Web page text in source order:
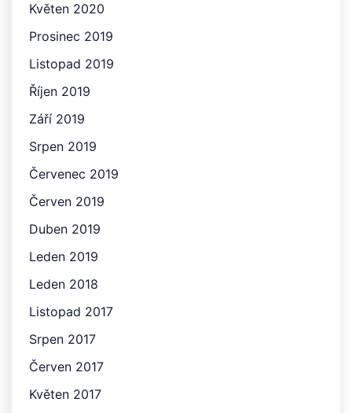
Květen 2020
Prosinec 2019
Listopad 2019
Říjen 2019
Září 2019
Srpen 2019
Červenec 2019
Červen 2019
Duben 2019
Leden 2019
Leden 2018
Listopad 2017
Srpen 2017
Červen 2017
Květen 2017